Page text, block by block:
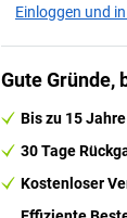
Einloggen und
Gute Gründe,
Bis zu 15
30 Tage
Kostenloser